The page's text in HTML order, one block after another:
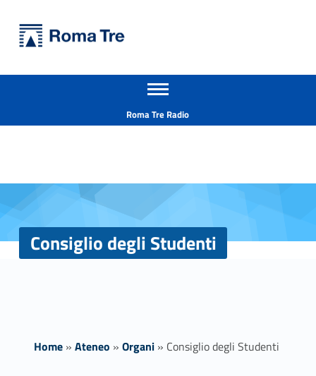
Consiglio degli Studenti - Università Roma Tre
Apri il menu secondario
Roma Tre Radio
Consiglio degli Studenti
Home» Ateneo » Organi» Consiglio degli Studenti